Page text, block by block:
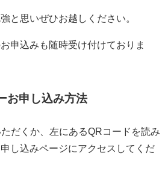
と思いぜひお越しください。
申込みも随時受け付けておりま
お申し込み方法
だくか、左にあるQRコードを読み
し込みページにアクセスしてくだ